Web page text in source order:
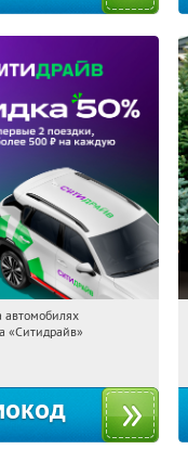
Получи первым!
автомобилях
«Ситидрайв»